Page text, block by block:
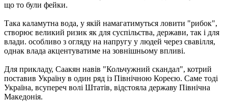
що то були фейки.
Така каламутна вода, у якій намагатимуться ловити "рибок",
створює великий ризик як для суспільства, держави, так і для
влади. особливо з огляду на напругу у людей через свавілля,
однак влада акцентуватиме на зовнішньому впливі.
Для прикладу, Саакян навів "Кольчужний скандал", котрий
поставив Україну в один ряд із Північною Кореєю. Саме тоді
Україна, всупереч волі Штатів, відстояла державу Північна
Македонія.